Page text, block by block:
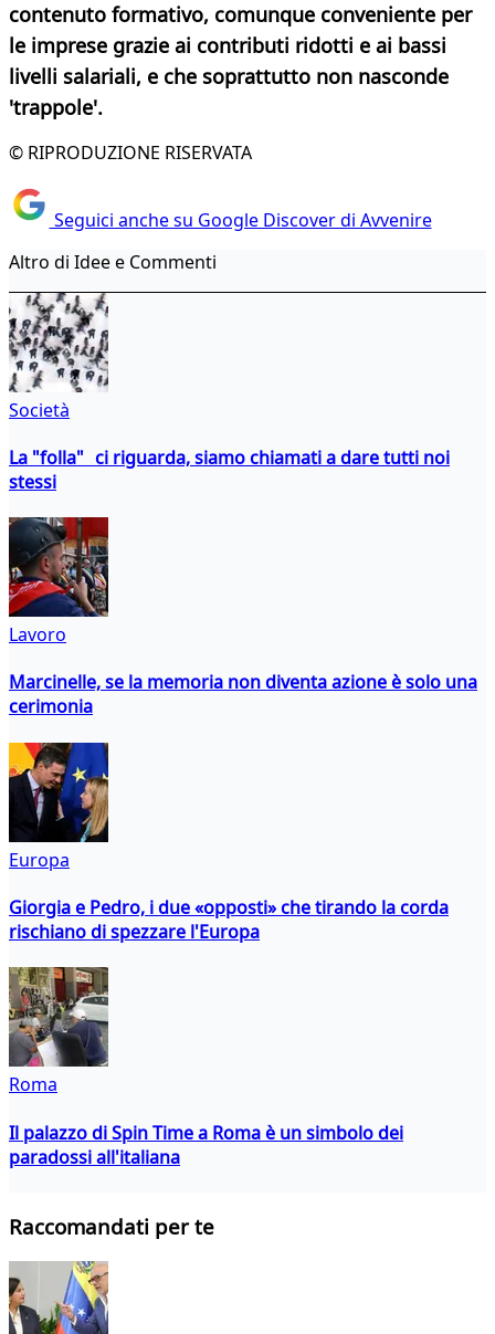
contenuto formativo, comunque conveniente per
le imprese grazie ai contributi ridotti e ai bassi
livelli salariali, e che soprattutto non nasconde
'trappole'.
© RIPRODUZIONE RISERVATA
Seguici anche su Google Discover di Avvenire
Altro di Idee e Commenti
Società
La "folla" ci riguarda, siamo chiamati a dare tutti noi
stessi
Lavoro
Marcinelle, se la memoria non diventa azione è solo una
cerimonia
Europa
Giorgia e Pedro, i due «opposti» che tirando la corda
rischiano di spezzare l'Europa
Roma
Il palazzo di Spin Time a Roma è un simbolo dei
paradossi all'italiana
Raccomandati per te